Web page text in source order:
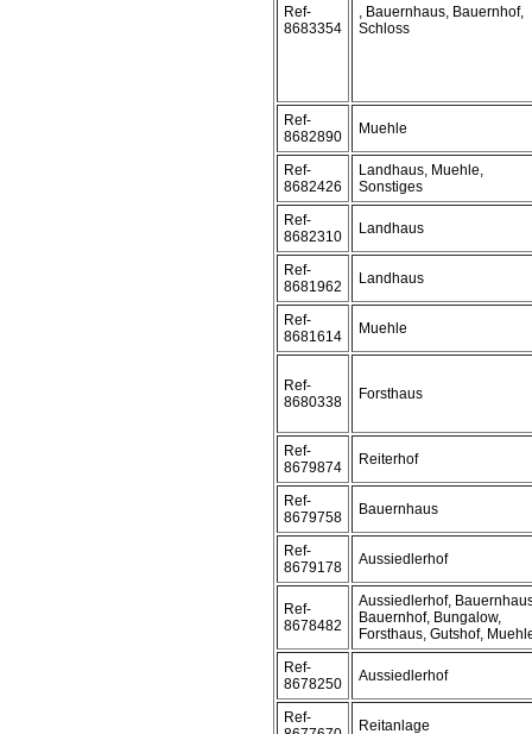
Ref-
8683354
, Bauernhaus, Bauernhof,
Schloss
Ref-
8682890
Muehle
Ref-
8682426
Landhaus, Muehle,
Sonstiges
Ref-
8682310
Landhaus
Ref-
8681962
Landhaus
Ref-
8681614
Muehle
Ref-
8680338
Forsthaus
Ref-
8679874
Reiterhof
Ref-
8679758
Bauernhaus
Ref-
8679178
Aussiedlerhof
Ref-
8678482
Aussiedlerhof,
Bauernhof, Bungalow,
Forsthaus, Gutshof,
Ref-
8678250
Aussiedlerhof
Ref-
Reitanlage